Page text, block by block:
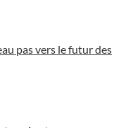
pas vers le futur des